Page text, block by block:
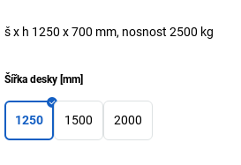
š x h 1250 x 700 mm, nosnost 2500 kg
Šířka desky [mm]
1250 1500 2000